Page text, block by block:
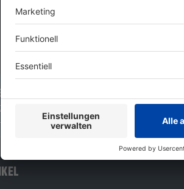
ROCKventskalender 2024: Täglich
startet unser traditioneller ROCK
Highlight: klickt euch rein oder lasst euch